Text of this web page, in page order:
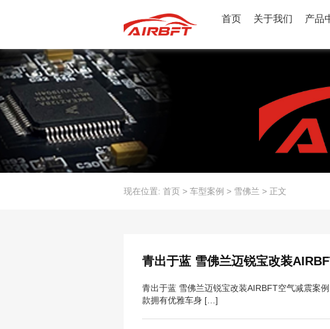
首页 关于我们 产品
现在位置: 首页 > 车型案例 > 雪佛兰 > 正文
青出于蓝 雪佛兰迈锐宝改装
青出于蓝 雪佛兰迈锐宝改装AIRBFT空气减震案
款拥有优雅车身 […]